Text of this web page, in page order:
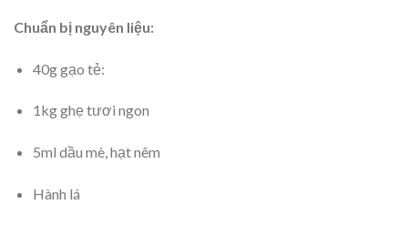
Chuẩn bị nguyên liệu:
40g gạo tẻ:
1kg ghẹ tươi ngon
5ml dầu mè, hạt nêm
Hành lá